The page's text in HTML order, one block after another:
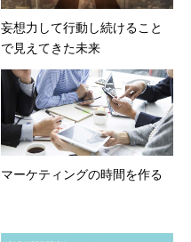
妄想力して行動し続けること
で見えてきた未来
マーケティングの時間を作る